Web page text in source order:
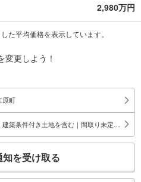
2,980万円
た平均価格を表示しています。
変更しよう！
原町
価格未定を含む｜建築条件付き土地を含む｜間取り未定を含む
を受け取る